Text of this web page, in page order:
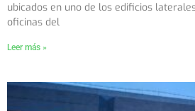
ubicados en uno de los edificios
oficinas del
Leer más »